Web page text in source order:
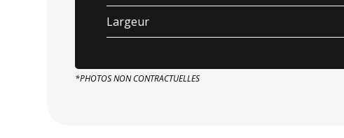
Largeur
*PHOTOS NON CONTRACTUELLES